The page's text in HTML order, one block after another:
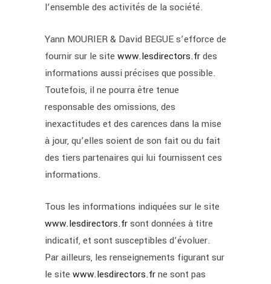
l’ensemble des activités de la société.
Yann MOURIER & David BEGUE s’efforce de
fournir sur le sitewww.lesdirectors.frdes
informations aussi précises que possible.
Toutefois, il ne pourra être tenue
responsable des omissions, des
inexactitudes et des carences dans la mise
à jour, qu’elles soient de son fait ou du fait
des tiers partenaires qui lui fournissent ces
informations.
Tous les informations indiquées sur le site
www.lesdirectors.frsont données à titre
indicatif, et sont susceptibles d’évoluer.
Par ailleurs, les renseignements figurant sur
le sitewww.lesdirectors.frne sont pas